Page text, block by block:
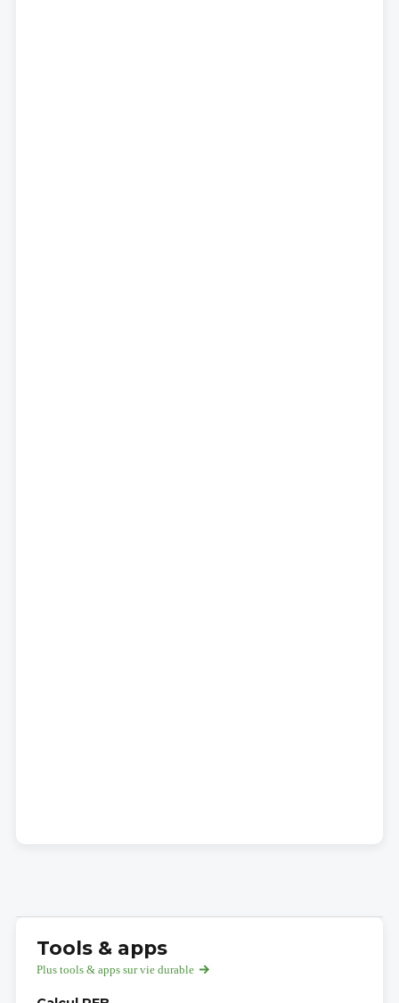
Tools & apps
Plus tools & apps sur vie durable